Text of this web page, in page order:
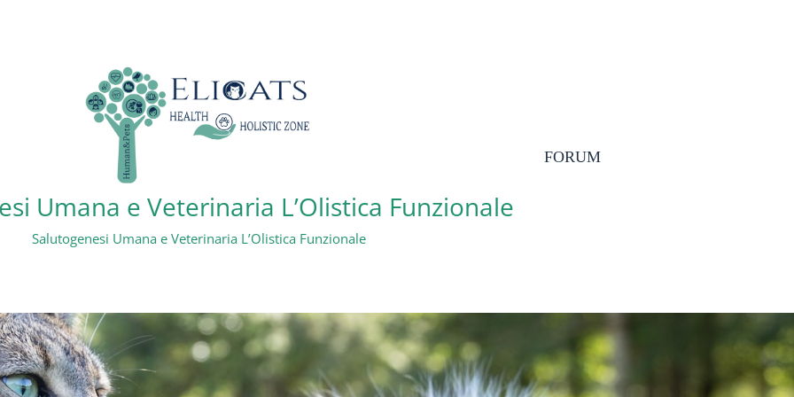
Umana e Veterinaria L’Olistica Funzionale
Salutogenesi Umana e Veterinaria L’Olistica Funzionale
FORUM